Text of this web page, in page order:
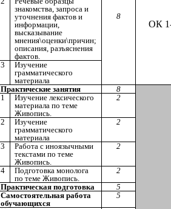
8
ОК
знакомства, запроса и
уточнения фактов и
информации,
высказывание
мнения\оценки\причин;
описания, разъяснения
фактов.
3
Изучение
грамматического
материала
Практические занятия
8
1
Изучение лексического
материала по теме
Живопись.
2
2
Изучение
грамматического
материала
2
3
Работа с иноязычными
текстами по теме
Живопись.
2
4
Подготовка монолога
по теме Живопись.
2
Практическая подготовка
5
Самостоятельная работа
обучающихся
5